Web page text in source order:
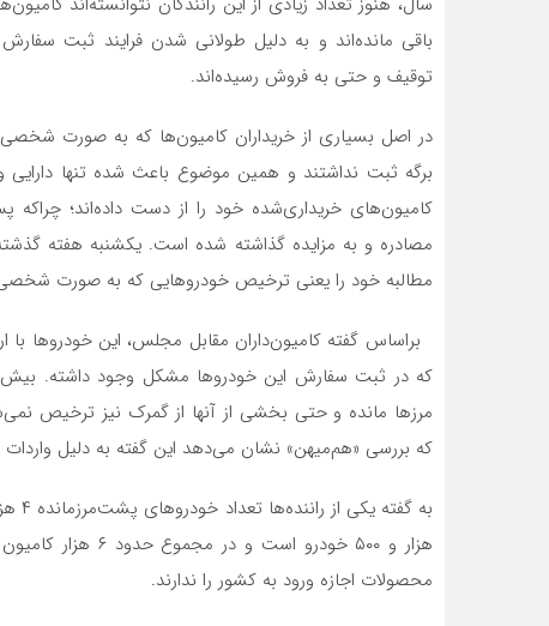
باقی مانده‌اند و به دلیل طولانی شدن فرایند ثبت
توقیف و حتی به فروش رسیده‌اند.
در اصل بسیاری از خریداران کامیون‌ها که به صورت شخصی
برگه ثبت نداشتند و همین موضوع باعث شده تنها
کامیون‌های خریداری‌شده خود را از دست داده‌اند؛
مصادره و به مزایده گذاشته شده است. یکشنبه هفته
مطالبه خود را یعنی ترخیص خودروهایی که به صورت
براساس گفته کامیون‌داران مقابل مجلس، این
که در ثبت سفارش این خودروها مشکل وجود داشته.
مرزها مانده و حتی بخشی از آنها از گمرک نیز ترخیص
که بررسی «هم‌میهن» نشان می‌دهد این گفته به دلیل
هزار و ۵۰۰
محصولات اجازه ورود به کشور را ندارند.